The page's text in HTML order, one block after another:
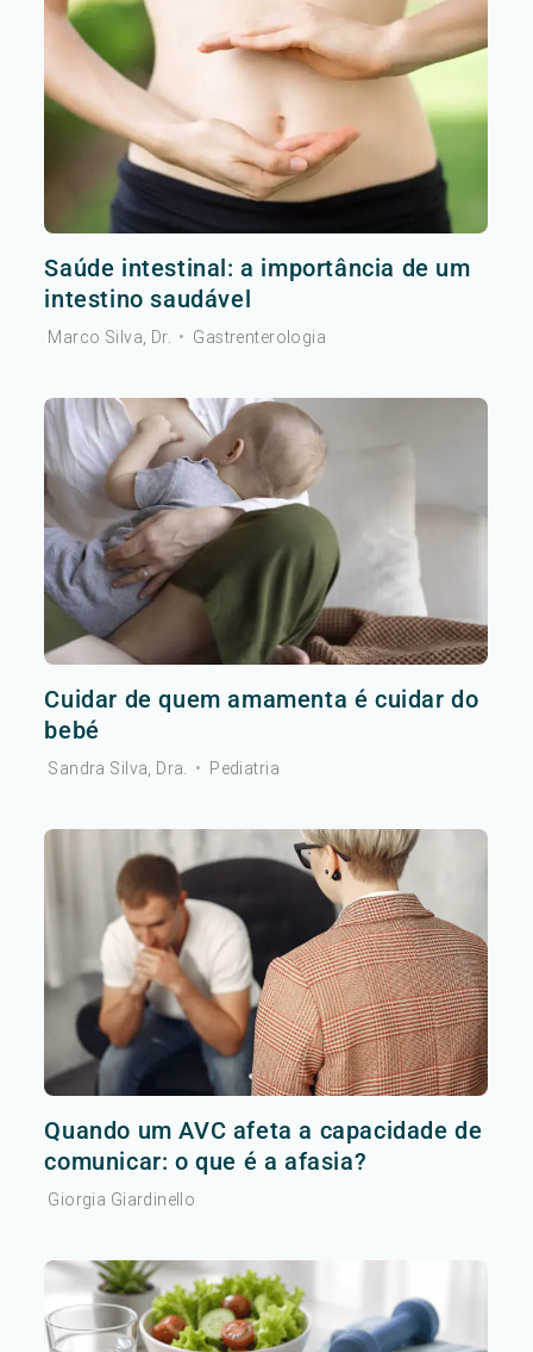
Saúde intestinal: a importância de um
intestino saudável
Marco Silva, Dr. • Gastrenterologia
Cuidar de quem amamenta é cuidar do
bebé
Sandra Silva, Dra. • Pediatria
Quando um AVC afeta a capacidade de
comunicar: o que é a afasia?
Giorgia Giardinello